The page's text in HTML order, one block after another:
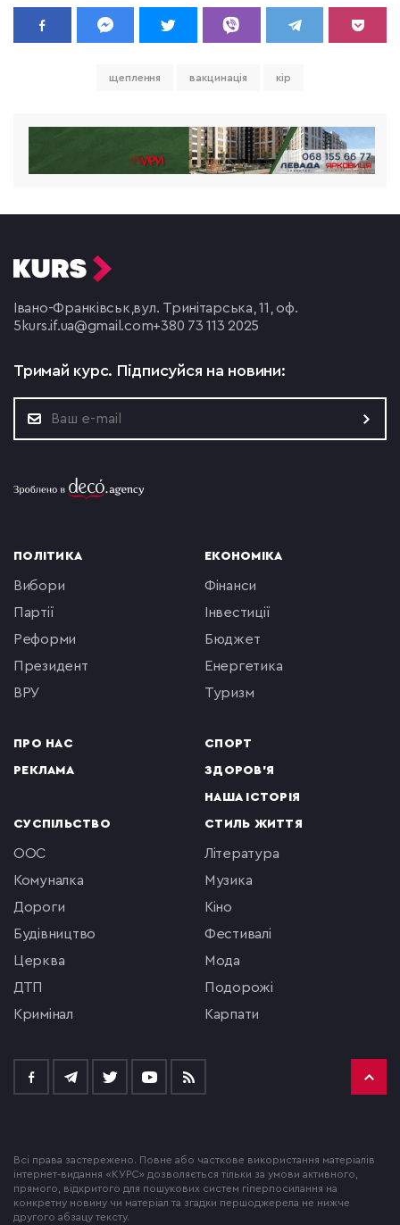
щеплення вакцинація кір
Івано-Франківськ,вул. Тринітарська, 11, оф.
5 kurs.if.ua@gmail.com+380 73 113 2025
Тримай курс. Підписуйся на новини:
ПОЛІТИКА
вибори
партії
реформи
президент
ВРУ
ПРО НАС
РЕКЛАМА
ЕКОНОМІКА
фінанси
інвестиції
бюджет
енергетика
туризм
СПОРТ
ЗДОРОВ'Я
НАША ІСТОРІЯ
СУСПІЛЬСТВО
ООС
комуналка
Дороги
будівництво
церква
ДТП
кримінал
СТИЛЬ ЖИТТЯ
література
музика
кіно
фестивалі
мода
подорожі
Карпати
Всі права застережено. Повне або часткове використання матеріалів
інтернет-видання «КУРС» дозволяється тільки за умови активного,
прямого, відкритого для пошукових систем гіперпосилання на
конкретну новину чи матеріал та згадки першоджерела не нижче
другого абзацу тексту.